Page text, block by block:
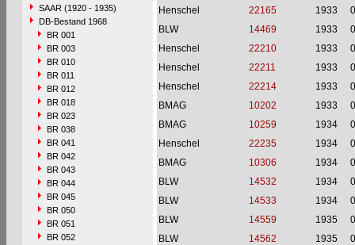
SAAR (1920 - 1935)
DB-Bestand 1968
BR 001
BR 003
BR 010
BR 011
BR 012
BR 018
BR 023
BR 038
BR 041
BR 042
BR 043
BR 044
BR 045
BR 050
BR 051
BR 052
Henschel
22165 1933
BLW
14469 1933
Henschel
22210 1933
Henschel
22211 1933
Henschel
22214 1933
BMAG
10202 1933
BMAG
10259 1934
Henschel
22235 1934
BMAG
10306 1934
BLW
14532 1934
BLW
14533 1934
BLW
14559 1935
BLW
14562 1935